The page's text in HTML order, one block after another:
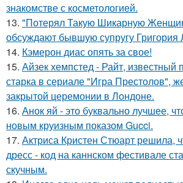
знакомстве с косметологией.
13. "Потерял Такую Шикарную
обсуждают бывшую супругу Григория
14. Кэмерон диас опять за свое!
15. Айзек хемпстед - Райт, известный
старка в сериале "Игра Престолов",
закрытой церемонии в Лондоне.
16. Анок яй - это буквально лучшее,
новым круизным показом Gucci.
17. Актриса Кристен Стюарт решила,
дресс - код на каннском фестивале
скучным.